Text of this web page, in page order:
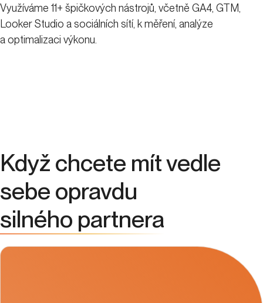
Využíváme 11+ špičkových nástrojů, včetně GA4, GTM,
Looker Studio a sociálních sítí, k měření, analýze
a optimalizaci výkonu.
Když chcete mít vedle
sebe opravdu
silného partnera